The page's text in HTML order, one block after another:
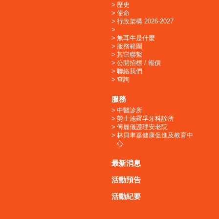
歷史
使命
行政架構 2026-2027
無耳牛是什麼
服務範圍
其它聯繫
公開招標 / 報價
聯絡我們
查詢
服務
中醫診所
勞士施羅孚牙科診所
傅麗儀護理安老院
林貝聿嘉健康促進及教育中
心
最新消息
活動預告
活動紀要